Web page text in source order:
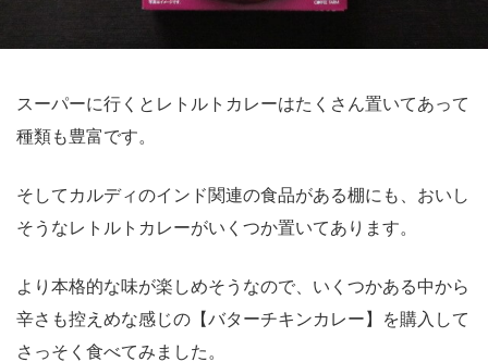
スーパーに行くとレトルトカレーはたくさん置いてあって
種類も豊富です。
そしてカルディのインド関連の食品がある棚にも、おいし
そうなレトルトカレーがいくつか置いてあります。
より本格的な味が楽しめそうなので、いくつかある中から
辛さも控えめな感じの【バターチキンカレー】を購入して
さっそく食べてみました。